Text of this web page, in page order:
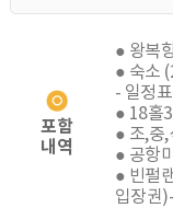
포함
내역
● 왕복
● 숙소
- 일정
● 18홀
● 조,중,
● 공항
● 빈펄
입장권